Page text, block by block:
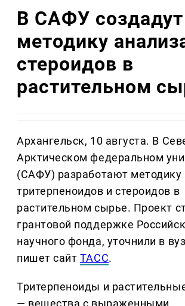
В САФУ создадут
методику
стероидов в
растительном
Архангельск, 10 августа. В
Арктическом федеральном
(САФУ) разработают методику
тритерпеноидов и стероидов в
растительном сырье. Проект
грантовой поддержке
научного фонда, уточнили в
пишет сайт ТАСС.
Тритерпеноиды и
— вещества с выраженными